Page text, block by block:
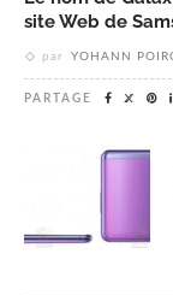
site Web de
par YOHANN
PARTAGE